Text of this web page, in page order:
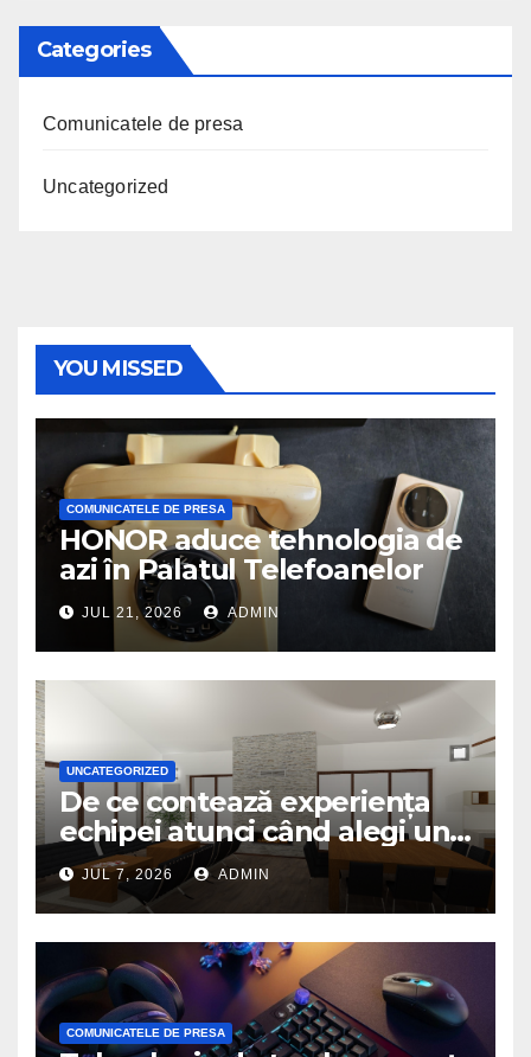
Categories
Comunicatele de presa
Uncategorized
YOU MISSED
COMUNICATELE DE PRESA
HONOR aduce tehnologia de
azi în Palatul Telefoanelor
JUL 21, 2026 ADMIN
UNCATEGORIZED
De ce contează experiența
echipei atunci când alegi un
birou de arhitectură
JUL 7, 2026 ADMIN
COMUNICATELE DE PRESA